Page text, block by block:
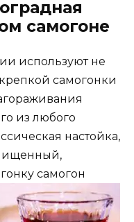
самогоне
используют не
самогонки
из любого
настойка,
самогон